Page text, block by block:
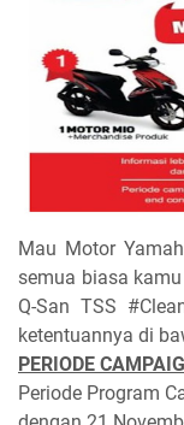
Mau Motor
semua biasa
Q-San TSS
ketentuannya di
PERIODE
Periode Program